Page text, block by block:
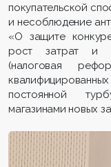
покупательской
и несоблюдение
«О защите
рост затрат и
(налоговая
постоянной
магазинами новых